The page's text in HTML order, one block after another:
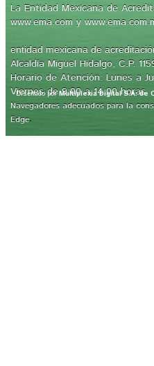
La Entidad Mexicana de
www.ema.com y
entidad mexicana de
Alcaldía Miguel Hidalgo, C.P.
Horario de Atención: Lunes a
Viernes de 9:00 a 14:00 horas
Navegadores adecuados para la
Edge.
Diseñado porMultiplexia Digital S.A. de